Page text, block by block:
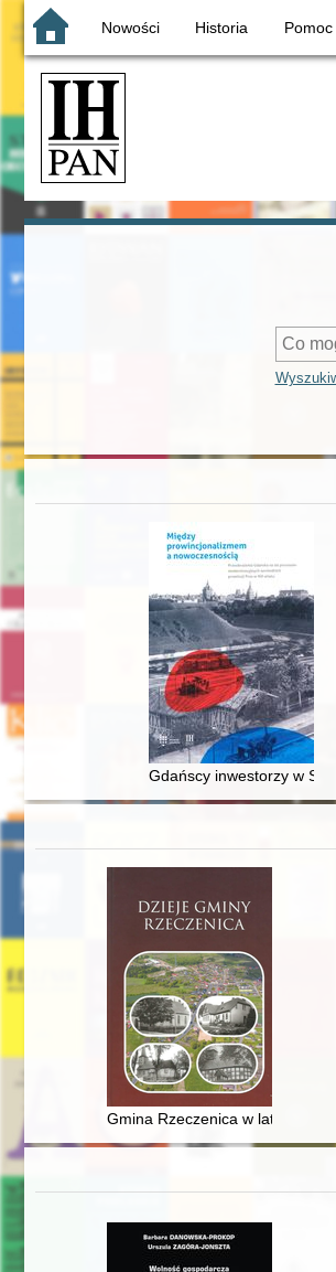
Nowości Historia Pomoc
Gdańscy inwestorzy w
Gmina Rzeczenica w latach